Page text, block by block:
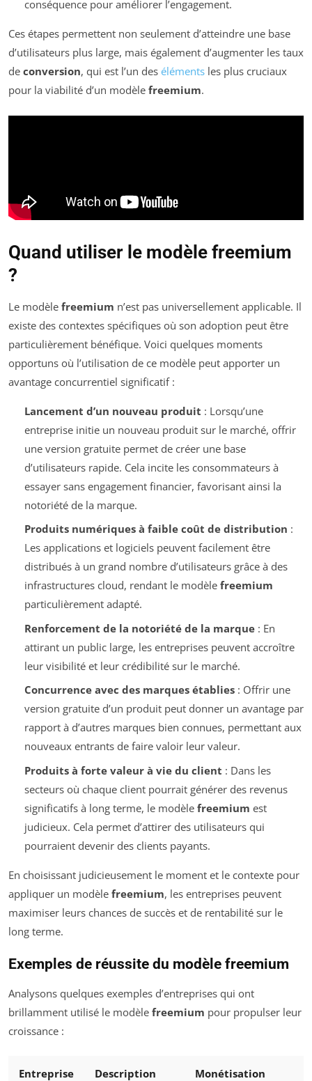
conséquence pour améliorer l’engagement.
Ces étapes permettent non seulement d’atteindre une base
d’utilisateurs plus large, mais également d’augmenter les taux
de conversion, qui est l’un des éléments les plus cruciaux
pour la viabilité d’un modèle freemium.
Quand utiliser le modèle freemium
?
Le modèle freemium n’est pas universellement applicable. Il
existe des contextes spécifiques où son adoption peut être
particulièrement bénéfique. Voici quelques moments
opportuns où l’utilisation de ce modèle peut apporter un
avantage concurrentiel significatif :
Lancement d’un nouveau produit : Lorsqu’une
entreprise initie un nouveau produit sur le marché, offrir
une version gratuite permet de créer une base
d’utilisateurs rapide. Cela incite les consommateurs à
essayer sans engagement financier, favorisant ainsi la
notoriété de la marque.
Produits numériques à faible coût de distribution :
Les applications et logiciels peuvent facilement être
distribués à un grand nombre d’utilisateurs grâce à des
infrastructures cloud, rendant le modèle freemium
particulièrement adapté.
Renforcement de la notoriété de la marque: En
attirant un public large, les entreprises peuvent accroître
leur visibilité et leur crédibilité sur le marché.
Concurrence avec des marques établies: Offrir une
version gratuite d’un produit peut donner un avantage par
rapport à d’autres marques bien connues, permettant aux
nouveaux entrants de faire valoir leur valeur.
Produits à forte valeur à vie du client : Dans les
secteurs où chaque client pourrait générer des revenus
significatifs à long terme, le modèle freemium est
judicieux. Cela permet d’attirer des utilisateurs qui
pourraient devenir des clients payants.
En choisissant judicieusement le moment et le contexte pour
appliquer un modèle freemium, les entreprises peuvent
maximiser leurs chances de succès et de rentabilité sur le
long terme.
Exemples de réussite du modèle freemium
Analysons quelques exemples d’entreprises qui ont
brillamment utilisé le modèle freemium pour propulser leur
croissance :
Entreprise Description Monétisation